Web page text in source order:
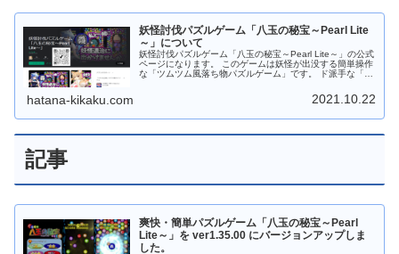
妖怪討伐パズルゲーム「八玉の秘宝～Pearl Lite
～」について
妖怪討伐パズルゲーム「八玉の秘宝～Pearl Lite～」の公式
ページになります。 このゲームは妖怪が出没する簡単操作
な「ツムツム風落ち物パズルゲーム」です。 ド派手な「宝
にサックと遊べますので 是非是非、お試しください。 ゲ
ーム中は８種類の宝玉（パール）が落ちてきますので同じ
することで手動で爆発させることもできます。 さらに時限
「Google Play ストア」からダウンロードしてから遊ぶこ
hatana-kikaku.com 2021.10.22
記事
爽快・簡単パズルゲーム「八玉の秘宝～Pearl
Lite～」を ver1.35.00 にバージョンアップしま
した。